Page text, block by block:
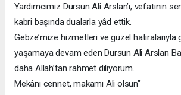
Yardımcımız Dursun Ali Arslan’ı, vefatının
kabri başında dualarla yâd ettik.
Gebze’mize hizmetleri ve güzel hatıralarıyla
yaşamaya devam eden Dursun Ali Arslan
daha Allah’tan rahmet diliyorum.
Mekânı cennet, makamı Ali olsun"